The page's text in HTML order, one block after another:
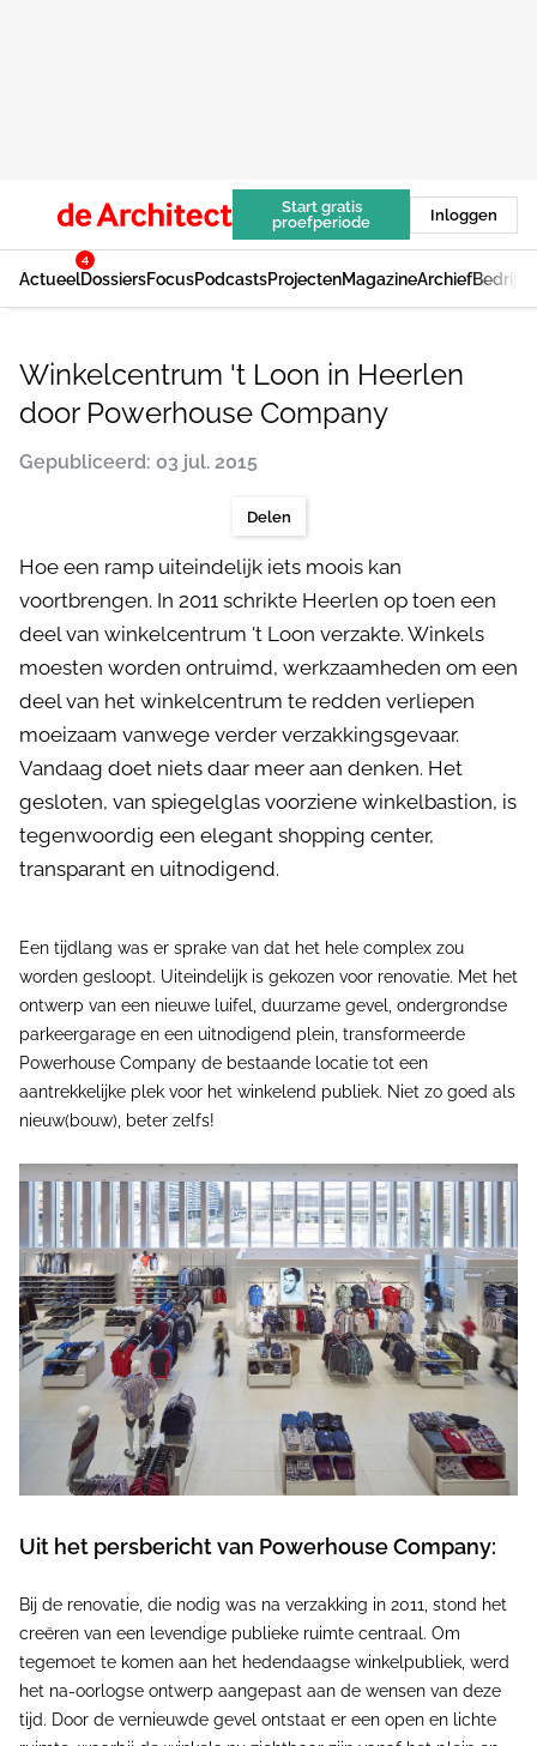
Start gratis
proefperiode
Inloggen
Actueel
4
DossiersFocusPodcastsProjectenMagazineArchief
Winkelcentrum 't Loon in Heerlen
door Powerhouse Company
Gepubliceerd: 03 jul. 2015
Delen
Hoe een ramp uiteindelijk iets moois kan
voortbrengen. In 2011 schrikte Heerlen op toen een
deel van winkelcentrum 't Loon verzakte. Winkels
moesten worden ontruimd, werkzaamheden om een
deel van het winkelcentrum te redden verliepen
moeizaam vanwege verder verzakkingsgevaar.
Vandaag doet niets daar meer aan denken. Het
gesloten, van spiegelglas voorziene winkelbastion, is
tegenwoordig een elegant shopping center,
transparant en uitnodigend.
Een tijdlang was er sprake van dat het hele complex zou
worden gesloopt. Uiteindelijk is gekozen voor renovatie. Met het
ontwerp van een nieuwe luifel, duurzame gevel, ondergrondse
parkeergarage en een uitnodigend plein, transformeerde
Powerhouse Company de bestaande locatie tot een
aantrekkelijke plek voor het winkelend publiek. Niet zo goed als
nieuw(bouw), beter zelfs!
Uit het persbericht van Powerhouse Company:
Bij de renovatie, die nodig was na verzakking in 2011, stond het
creëren van een levendige publieke ruimte centraal. Om
tegemoet te komen aan het hedendaagse winkelpubliek, werd
het na-oorlogse ontwerp aangepast aan de wensen van deze
tijd. Door de vernieuwde gevel ontstaat er een open en lichte